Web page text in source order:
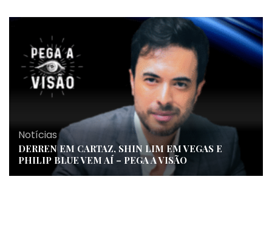
Notícias
DERREN EM CARTAZ, SHIN LIM EM VEGAS E
PHILIP BLUE VEM AÍ – PEGA A VISÃO